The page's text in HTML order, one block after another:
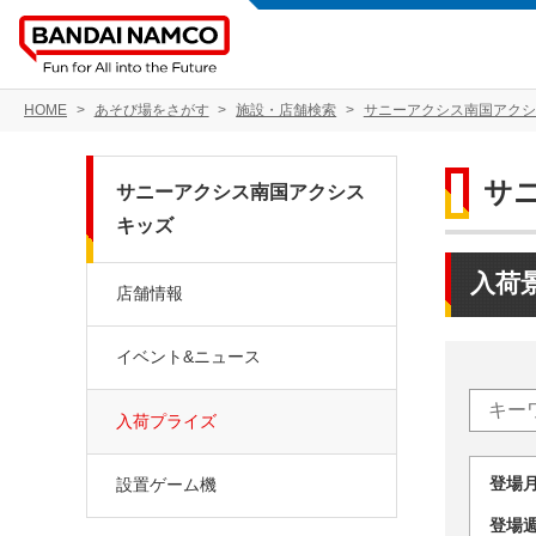
HOME あそび場をさがす 施設・店舗検索 サニーアクシス南国アク
サ
入荷
登
登
サニーアクシス南国アクシス
キッズ
店舗情報
イベント&ニュース
入荷プライズ
設置ゲーム機